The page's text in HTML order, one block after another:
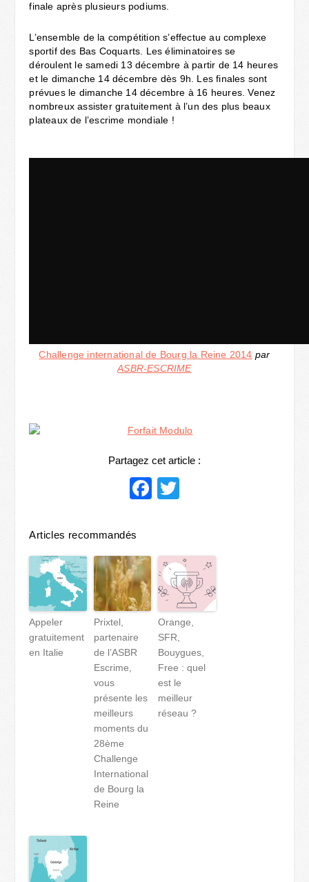
finale après plusieurs podiums.
L’ensemble de la compétition s’effectue au complexe
sportif des Bas Coquarts. Les éliminatoires se
déroulent le samedi 13 décembre à partir de 14 heures
et le dimanche 14 décembre dès 9h. Les finales sont
prévues le dimanche 14 décembre à 16 heures. Venez
nombreux assister gratuitement à l’un des plus beaux
plateaux de l’escrime mondiale !
Challenge international de Bourg la Reine 2014 par
ASBR-ESCRIME
Partagez cet article :
Facebook
Articles recommandés
Appeler
gratuitement
en Italie
Prixtel,
partenaire
de l’ASBR
Escrime,
vous
présente les
meilleurs
moments du
28ème
Challenge
International
de Bourg la
Reine
Orange,
SFR,
Bouygues,
Free : quel
est le
meilleur
réseau ?